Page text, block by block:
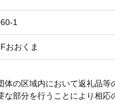
1
おおくま
体の区域内において返礼品等
な部分を行うことにより相応